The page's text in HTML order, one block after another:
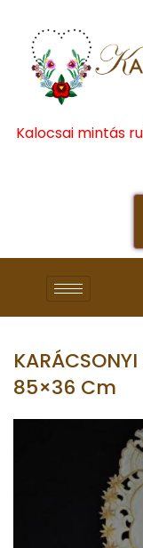
Kalocsai mintás
85×36 Cm